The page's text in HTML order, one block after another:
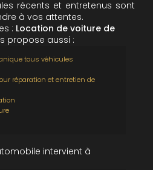
récents et entretenus sont
à vos attentes.
: Location de voiture de
propose aussi :
tous véhicules
réparation et entretien de
intervient à